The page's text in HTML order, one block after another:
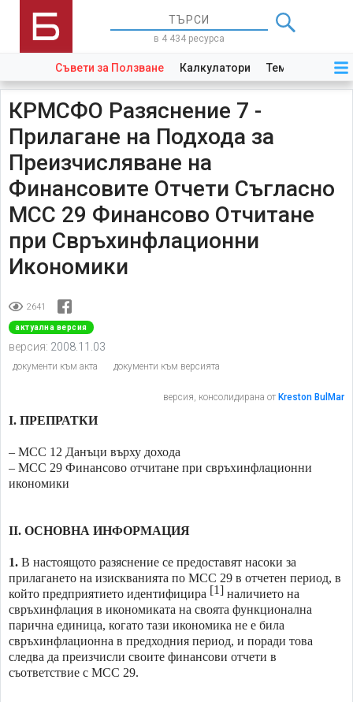
в 4 434 ресурса
Съвети за Ползване Калкулатори Теми Закони
КРМСФО Разяснение 7 -
Прилагане на Подхода за
Преизчисляване на
Финансовите Отчети Съгласно
МСС 29 Финансово Отчитане
при Свръхинфлационни
Икономики
2641
актуална версия
версия: 2008.11.03
документи към акта документи към версията
версия, консолидирана от Kreston BulMar
I. ПРЕПРАТКИ
– МСС 12 Данъци върху дохода
– МСС 29 Финансово отчитане при свръхинфлационни
икономики
II. ОСНОВНА ИНФОРМАЦИЯ
1. В настоящото разяснение се предоставят насоки за
прилагането на изискванията по МСС 29 в отчетен период, в
който предприятието идентифицира [1] наличието на
свръхинфлация в икономиката на своята функционална
парична единица, когато тази икономика не е била
свръхинфлационна в предходния период, и поради това
следва да преизчисли своите финансови отчети в
съответствие с МСС 29.